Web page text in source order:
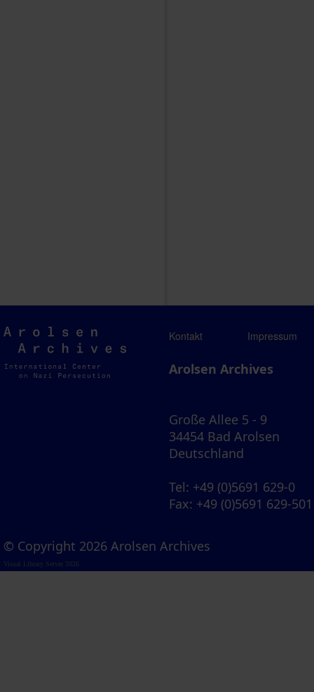
Arolsen
Archives
Kontakt Impressum
Arolsen Archives
Große Allee 5 - 9
34454 Bad Arolsen
Deutschland
Tel: +49 (0)5691 629-0
Fax: +49 (0)5691 629-501
© Copyright 2026 Arolsen Archives
Visual Library Server 2026